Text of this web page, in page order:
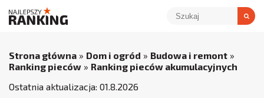
Strona główna » Dom i ogród » Budowa i remont »
Ranking pieców » Ranking pieców akumulacyjnych
Ostatnia aktualizacja: 01.8.2026